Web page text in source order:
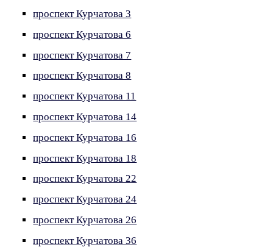
проспект Курчатова 3
проспект Курчатова 6
проспект Курчатова 7
проспект Курчатова 8
проспект Курчатова 11
проспект Курчатова 14
проспект Курчатова 16
проспект Курчатова 18
проспект Курчатова 22
проспект Курчатова 24
проспект Курчатова 26
проспект Курчатова 36